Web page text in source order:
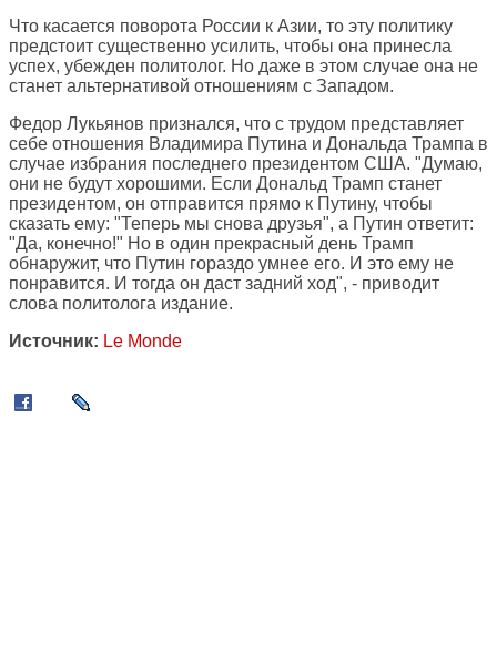
Что касается поворота России к Азии, то эту политику
предстоит существенно усилить, чтобы она принесла
успех, убежден политолог. Но даже в этом случае она не
станет альтернативой отношениям с Западом.
Федор Лукьянов признался, что с трудом представляет
себе отношения Владимира Путина и Дональда Трампа в
случае избрания последнего президентом США. "Думаю,
они не будут хорошими. Если Дональд Трамп станет
президентом, он отправится прямо к Путину, чтобы
сказать ему: "Теперь мы снова друзья", а Путин ответит:
"Да, конечно!" Но в один прекрасный день Трамп
обнаружит, что Путин гораздо умнее его. И это ему не
понравится. И тогда он даст задний ход", - приводит
слова политолога издание.
Источник: Le Monde